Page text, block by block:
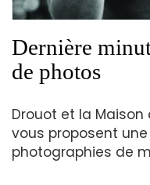
Dernière
de photos
Drouot et la Maison
vous proposent
photographies de